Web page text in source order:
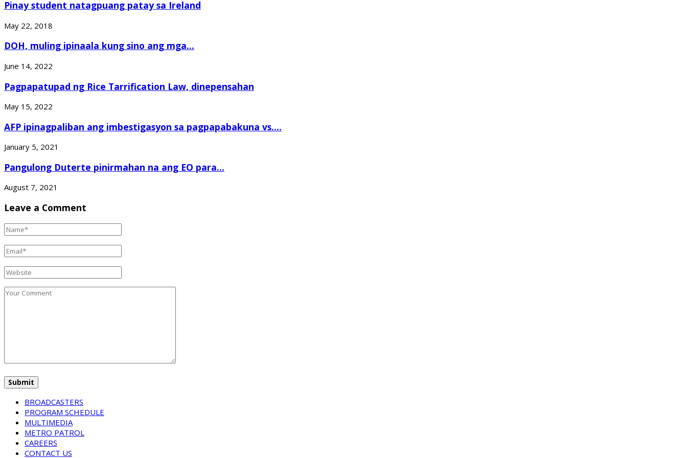
Pinay student natagpuang patay sa Ireland
May 22, 2018
DOH, muling ipinaala kung sino ang mga...
June 14, 2022
Pagpapatupad ng Rice Tarrification Law, dinepensahan
May 15, 2022
AFP ipinagpaliban ang imbestigasyon sa pagpapabakuna vs....
January 5, 2021
Pangulong Duterte pinirmahan na ang EO para...
August 7, 2021
Leave a Comment
BROADCASTERS
PROGRAM SCHEDULE
MULTIMEDIA
METRO PATROL
CAREERS
CONTACT US